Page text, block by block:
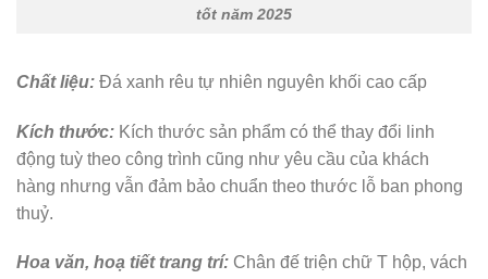
tốt năm 2025
Chất liệu: Đá xanh rêu tự nhiên nguyên khối cao cấp
Kích thước: Kích thước sản phẩm có thể thay đổi linh
động tuỳ theo công trình cũng như yêu cầu của khách
hàng nhưng vẫn đảm bảo chuẩn theo thước lỗ ban phong
thuỷ.
Hoa văn, hoạ tiết trang trí: Chân đế triện chữ T hộp, vách